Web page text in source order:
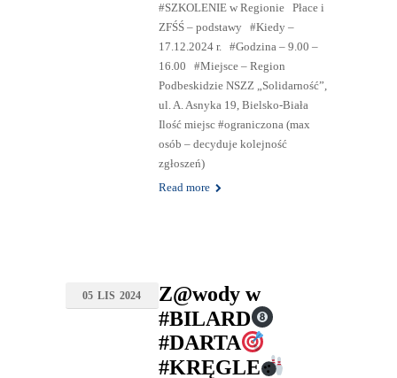
#SZKOLENIE w Regionie Płace i
ZFŚŚ – podstawy #Kiedy –
17.12.2024 r. #Godzina – 9.00 –
16.00 #Miejsce – Region
Podbeskidzie NSZZ „Solidarność”,
ul. A. Asnyka 19, Bielsko-Biała
Ilość miejsc #ograniczona (max
osób – decyduje kolejność
zgłoszeń)
Read more